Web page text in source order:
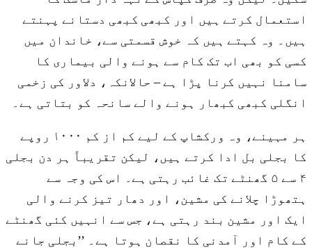
استعمال کرتے ہیں اور کبھی کبھی دستانے پہنتے
ہیں۔ وہ کہتے ہیں کہ خوش قسمتی سے، خاندان میں
کسی کو بھی اب تک کام سے ہونے والی بیماری کا
سامنا نہیں کرنا پڑا ہے – حالانکہ، دلاور کی زخمی
انگلی کبھی کبھار ہونے والے سانحہ کو بتاتی ہے۔
ہر مہینے، وہ ورکشاپ کے لیے کم از کم ۱۰۰۰ روپے
کا بجلی بل ادا کرتے ہیں، لیکن تقریباً ہر دن بجلی
۴ سے ۵ گھنٹے تک غائب رہتی ہے۔ اس کی وجہ سے
ہتھوڑا چلانے کی مشین، اور دھار تیز کرنے والی
ایک اور مشین بند رہتی ہے، جس سے انہیں کئی گھنٹے
کے کام اور آمدنی کا نقصان ہوتا ہے۔ ’’بجلی جانے